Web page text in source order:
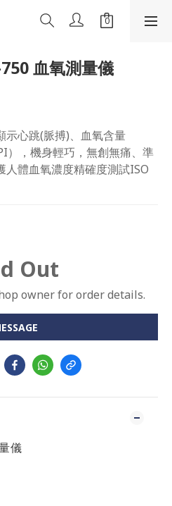
血氧測量儀
示心跳(脈搏)、血氧含量
），機身輕巧，無創無痛、準
人體血氧濃度精確度測試ISO
Out
owner for order details.
儀